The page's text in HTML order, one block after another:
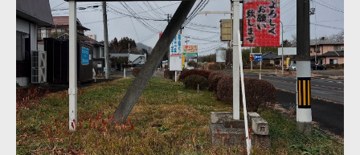
畳数目安で選ぶエアコンの能力と特徴
予算に合わせた快適生活の実現方法
失敗しないための費用対効果の考慮点
空調のHOSONOが語る最適エアコンのポイント
快適生活実現に必要なエアコンの条件
空調のHOSONOが重視する能力と省エネ